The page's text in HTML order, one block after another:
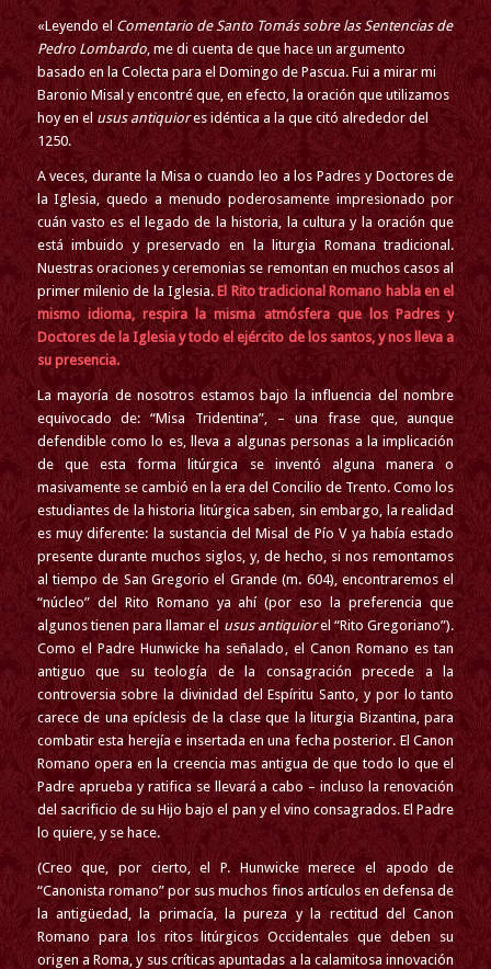
«Leyendo el Comentario de Santo Tomás sobre las Sentencias de
Pedro Lombardo, me di cuenta de que hace un argumento
basado en la Colecta para el Domingo de Pascua. Fui a mirar mi
Baronio Misal y encontré que, en efecto, la oración que utilizamos
hoy en el usus antiquiores idéntica a la que citó alrededor del
1250.
A veces, durante la Misa o cuando leo a los Padres y Doctores de
la Iglesia, quedo a menudo poderosamente impresionado por
cuán vasto es el legado de la historia, la cultura y la oración que
está imbuido y preservado en la liturgia Romana tradicional.
Nuestras oraciones y ceremonias se remontan en muchos casos al
primer milenio de la Iglesia. El Rito tradicional Romano habla en el
mismo idioma, respira la misma atmósfera que los Padres y
Doctores de la Iglesia y todo el ejército de los santos, y nos lleva a
su presencia.
La mayoría de nosotros estamos bajo la influencia del nombre
equivocado de: “Misa Tridentina”, – una frase que, aunque
defendible como lo es, lleva a algunas personas a la implicación
de que esta forma litúrgica se inventó alguna manera o
masivamente se cambió en la era del Concilio de Trento. Como los
estudiantes de la historia litúrgica saben, sin embargo, la realidad
es muy diferente: la sustancia del Misal de Pío V ya había estado
presente durante muchos siglos, y, de hecho, si nos remontamos
al tiempo de San Gregorio el Grande (m. 604), encontraremos el
“núcleo” del Rito Romano ya ahí (por eso la preferencia que
algunos tienen para llamar el usus antiquiorel “Rito Gregoriano”).
Como el Padre Hunwicke ha señalado
el Canon Romano es tan
antiguo que su teología de la consagración precede a la
controversia sobre la divinidad del Espíritu Santo, y por lo tanto
carece de una epíclesis de la clase que la liturgia Bizantina, para
combatir esta herejía e insertada en una fecha posterior. El Canon
Romano opera en la creencia mas antigua de que todo lo que el
Padre aprueba y ratifica se llevará a cabo – incluso la renovación
del sacrificio de su Hijo bajo el pan y el vino consagrados. El Padre
lo quiere, y se hace.
(Creo que, por cierto, el P. Hunwicke merece el apodo de
“Canonista romano” por sus muchos finos artículos en defensa de
la antigüedad, la primacía, la pureza y la rectitud del Canon
Romano para los ritos litúrgicos Occidentales que deben su
origen a Roma, y sus críticas apuntadas a la calamitosa innovación